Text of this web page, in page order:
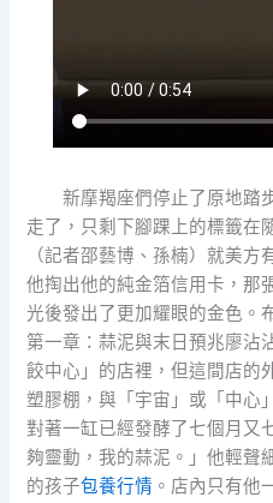
新摩羯座們停止了原地踏
走了，只剩下腳踝上的標籤在
（記者邵藝博、孫楠）就美
他掏出他的純金箔信用卡，那
光後發出了更加耀眼的金色。
第一章：蒜泥與末日預兆廖沾
餃中心」的店裡，但這間店的
塑膠棚，與「宇宙」或「中心
對著一缸已經發酵了七個月又
夠靈動，我的蒜泥。」他輕聲
的孩子包養行情 。店內只有他